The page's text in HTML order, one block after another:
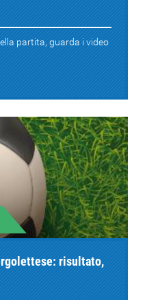
partita, guarda i video
risultato,